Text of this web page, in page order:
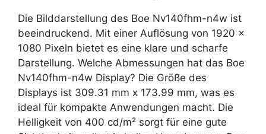
Die Bilddarstellung des Boe Nv140fhm-n4w ist
beeindruckend. Mit einer Auflösung von 1920 x
1080 Pixeln bietet es eine klare und scharfe
Darstellung. Welche Abmessungen hat das Boe
Nv140fhm-n4w Display? Die Größe des
Displays ist 309.31 mm x 173.99 mm, was es
ideal für kompakte Anwendungen macht. Die
Helligkeit von 400 cd/m² sorgt für eine gute